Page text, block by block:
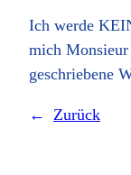
Ich werde
mich Monsieur
geschriebene
← Zurück